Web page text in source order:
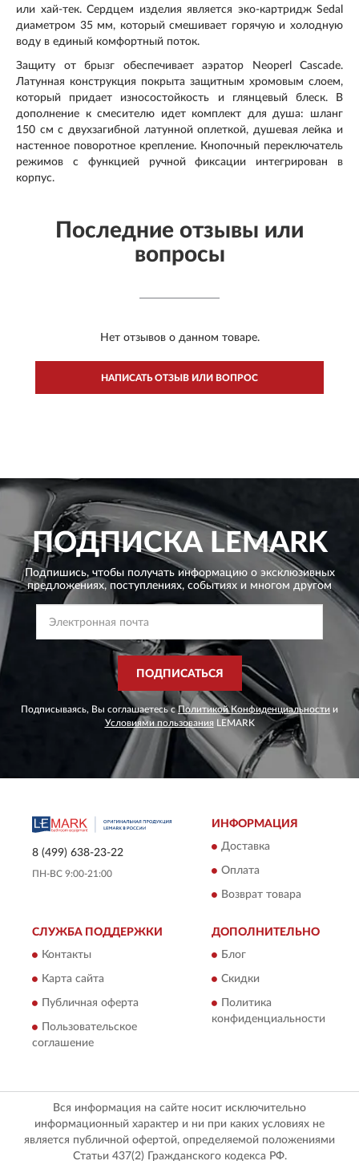
или хай-тек. Сердцем изделия является эко-картридж Sedal
диаметром 35 мм, который смешивает горячую и холодную
воду в единый комфортный поток.
Защиту от брызг обеспечивает аэратор Neoperl Cascade.
Латунная конструкция покрыта защитным хромовым слоем,
который придает износостойкость и глянцевый блеск. В
дополнение к смесителю идет комплект для душа: шланг
150 см с двухзагибной латунной оплеткой, душевая лейка и
настенное поворотное крепление. Кнопочный переключатель
режимов с функцией ручной фиксации интегрирован в
корпус.
Последние отзывы или
вопросы
Нет отзывов о данном товаре.
НАПИСАТЬ ОТЗЫВ ИЛИ ВОПРОС
ПОДПИСКАLEMARK
Подпишись, чтобы получать информацию о эксклюзивных
предложениях,поступлениях, событиях и многом другом
ПОДПИСАТЬСЯ
Подписываясь, Вы соглашаетесь сПолитикой Конфиденциальности и
Условиями пользования LEMARK
8 (499) 638-23-22
ПН-ВС 9:00-21:00
ИНФОРМАЦИЯ
Доставка
Оплата
Возврат товара
СЛУЖБА ПОДДЕРЖКИ
Контакты
Карта сайта
Публичная оферта
Пользовательское
соглашение
ДОПОЛНИТЕЛЬНО
Блог
Скидки
Политика
конфиденциальности
Вся информация на сайте носит исключительно
информационный характер и ни при каких условиях не
является публичной офертой, определяемой положениями
Статьи 437(2) Гражданского кодекса РФ.